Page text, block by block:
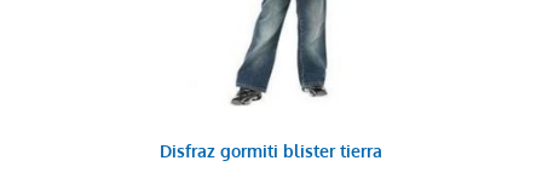
Disfraz gormiti blister tierra